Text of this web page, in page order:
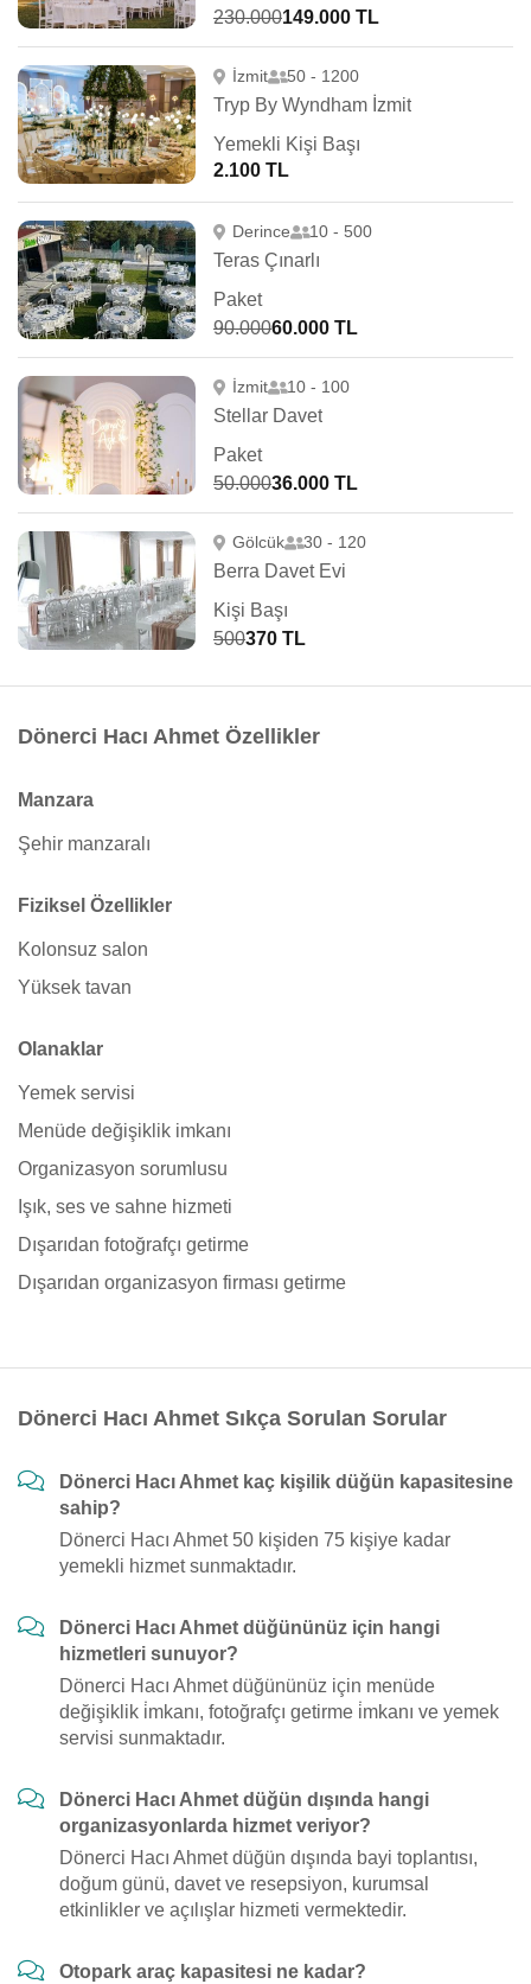
230.000149.000 TL
İzmit 50 - 1200
Tryp By Wyndham İzmit
Yemekli Kişi Başı
2.100 TL
Derince 10 - 500
Teras Çınarlı
Paket
90.00060.000 TL
İzmit 10 - 100
Stellar Davet
Paket
50.00036.000 TL
Gölcük 30 - 120
Berra Davet Evi
Kişi Başı
500370 TL
Dönerci Hacı Ahmet Özellikler
Manzara
Şehir manzaralı
Fiziksel Özellikler
Kolonsuz salon
Yüksek tavan
Olanaklar
Yemek servisi
Menüde değişiklik imkanı
Organizasyon sorumlusu
Işık, ses ve sahne hizmeti
Dışarıdan fotoğrafçı getirme
Dışarıdan organizasyon firması getirme
Dönerci Hacı Ahmet Sıkça Sorulan Sorular
Dönerci Hacı Ahmet kaç kişilik düğün kapasitesine
sahip?
Dönerci Hacı Ahmet 50 kişiden 75 kişiye kadar
yemekli hizmet sunmaktadır.
Dönerci Hacı Ahmet düğününüz için hangi
hizmetleri sunuyor?
Dönerci Hacı Ahmet düğününüz için menüde
değişiklik i̇mkanı, fotoğrafçı getirme i̇mkanı ve yemek
servisi sunmaktadır.
Dönerci Hacı Ahmet düğün dışında hangi
organizasyonlarda hizmet veriyor?
Dönerci Hacı Ahmet düğün dışında bayi toplantısı,
doğum günü, davet ve resepsiyon, kurumsal
etkinlikler ve açılışlar hizmeti vermektedir.
Otopark araç kapasitesi ne kadar?